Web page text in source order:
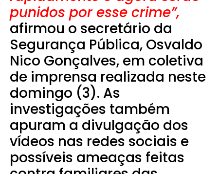
punidos por esse crime”,
afirmou o secretário da
Segurança Pública, Osvaldo
Nico Gonçalves, em coletiva
de imprensa realizada neste
domingo (3). As
investigações também
apuram a divulgação dos
vídeos nas redes sociais e
possíveis ameaças feitas